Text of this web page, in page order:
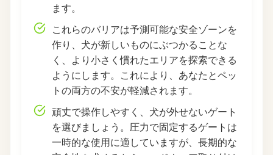
ます。
これらのバリアは予測可能な安全ゾーンを
作り、犬が新しいものにぶつかることな
く、より小さく慣れたエリアを探索できる
ようにします。これにより、あなたとペッ
トの両方の不安が軽減されます。
頑丈で操作しやすく、犬が外せないゲート
を選びましょう。圧力で固定するゲートは
一時的な使用に適していますが、長期的な